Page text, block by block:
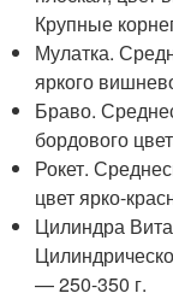
Крупные
Мулатка.
яркого
Браво.
бордового
Рокет.
цвет ярко-
Цилиндра
— 250-350 г.